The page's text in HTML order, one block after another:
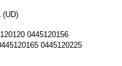
(UD)
0445120156
0445120225